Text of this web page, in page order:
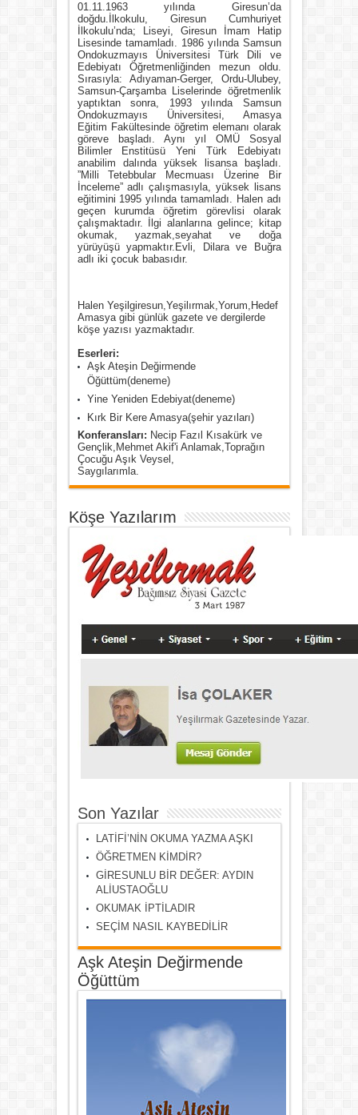
01.11.1963 yılında Giresun’da
doğdu.İlkokulu, Giresun Cumhuriyet
İlkokulu’nda; Liseyi, Giresun İmam Hatip
Lisesinde tamamladı. 1986 yılında Samsun
Ondokuzmayıs Üniversitesi Türk Dili ve
Edebiyatı Öğretmenliğinden mezun oldu.
Sırasıyla: Adıyaman-Gerger, Ordu-Ulubey,
Samsun-Çarşamba Liselerinde öğretmenlik
yaptıktan sonra, 1993 yılında Samsun
Ondokuzmayıs Üniversitesi, Amasya
Eğitim Fakültesinde öğretim elemanı olarak
göreve başladı. Aynı yıl OMÜ Sosyal
Bilimler Enstitüsü Yeni Türk Edebiyatı
anabilim dalında yüksek lisansa başladı.
”Milli Tetebbular Mecmuası Üzerine Bir
İnceleme” adlı çalışmasıyla, yüksek lisans
eğitimini 1995 yılında tamamladı. Halen adı
geçen kurumda öğretim görevlisi olarak
çalışmaktadır. İlgi alanlarına gelince; kitap
okumak, yazmak,seyahat ve doğa
yürüyüşü yapmaktır.Evli, Dilara ve Buğra
adlı iki çocuk babasıdır.
Halen Yeşilgiresun,Yeşilırmak,Yorum,Hedef
Amasya gibi günlük gazete ve dergilerde
köşe yazısı yazmaktadır.
Eserleri:
Aşk Ateşin Değirmende
Öğüttüm(deneme)
Yine Yeniden Edebiyat(deneme)
Kırk Bir Kere Amasya(şehir yazıları)
Konferansları: Necip Fazıl Kısakürk ve
Gençlik,Mehmet Akif'i Anlamak,Toprağın
Çocuğu Aşık Veysel,
Saygılarımla.
Köşe Yazılarım
Son Yazılar
LATİFİ’NİN OKUMA YAZMA AŞKI
ÖĞRETMEN KİMDİR?
GİRESUNLU BİR DEĞER: AYDIN
ALİUSTAOĞLU
OKUMAK İPTİLADIR
SEÇİM NASIL KAYBEDİLİR
Aşk Ateşin Değirmende
Öğüttüm